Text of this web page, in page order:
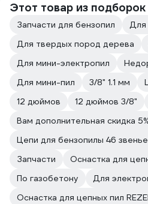
Этот товар из подборок
Запчасти для бензопил
Для
Для твердых пород дерева
Для мини-электропил
Для мини-пил
3/8" 1.1 мм
12 дюймов
12 дюймов 3/8"
Вам дополнительная скидка
Цепи для бензопилы 46
Запчасти
Оснастка для
По газобетону
Для
Оснастка для цепных пил